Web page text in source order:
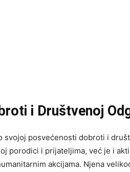
i Društvenoj
svojoj posvećenosti dobroti i
porodici i prijateljima, već je i
akcijama. Njena